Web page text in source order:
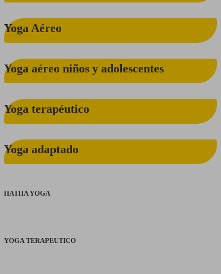
Yoga
Aéreo
Yoga Aéreo
Yoga
aéreo
adolescentes
Yoga aéreo niños y adolescentes
Yoga
terapéutico
Yoga terapéutico
Yoga
adaptado
Yoga adaptado
HATHA YOGA
YOGA TERAPEUTICO